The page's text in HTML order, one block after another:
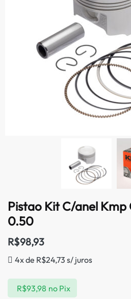
Pistao Kit C/anel Kmp
0.50
R$98,93
4x de R$24,73 s/ juros
R$93,98 no Pix